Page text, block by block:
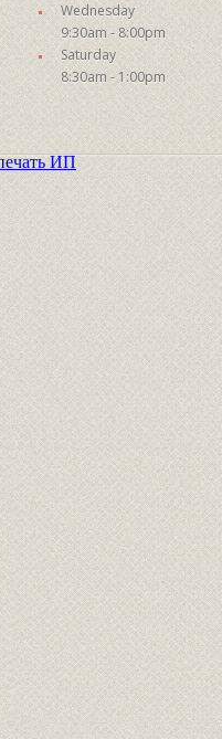
Wednesday
9:30am - 8:00pm
Saturday
8:30am - 1:00pm
ИП